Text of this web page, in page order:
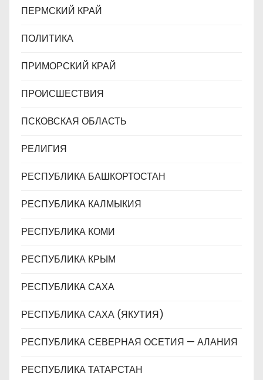
ПЕРМСКИЙ КРАЙ
ПОЛИТИКА
ПРИМОРСКИЙ КРАЙ
ПРОИСШЕСТВИЯ
ПСКОВСКАЯ ОБЛАСТЬ
РЕЛИГИЯ
РЕСПУБЛИКА БАШКОРТОСТАН
РЕСПУБЛИКА КАЛМЫКИЯ
РЕСПУБЛИКА КОМИ
РЕСПУБЛИКА КРЫМ
РЕСПУБЛИКА САХА
РЕСПУБЛИКА САХА (ЯКУТИЯ)
РЕСПУБЛИКА СЕВЕРНАЯ ОСЕТИЯ — АЛАНИЯ
РЕСПУБЛИКА ТАТАРСТАН